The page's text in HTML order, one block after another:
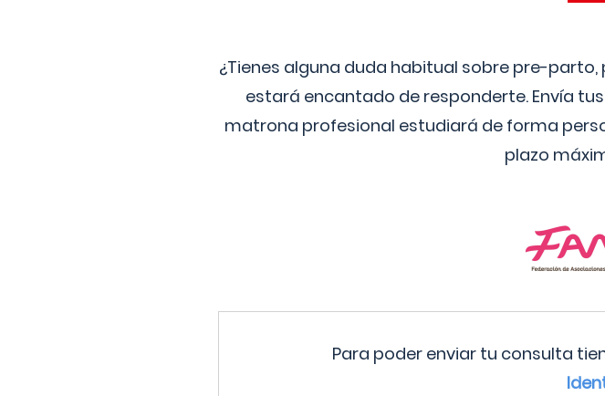
¿Tienes alguna duda habitual sobre pre-
estará encantado de responderte. Envía
matrona profesional estudiará de forma
plazo
Para poder enviar tu consulta